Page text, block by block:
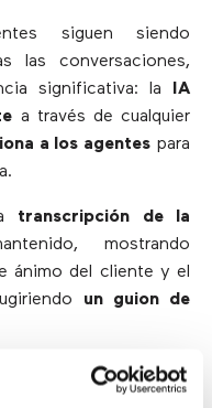
siguen siendo
las conversaciones,
significativa: la
IA
a través de cualquier
a los agentes para
transcripción de la
mostrando
ánimo del cliente y el
un guion de